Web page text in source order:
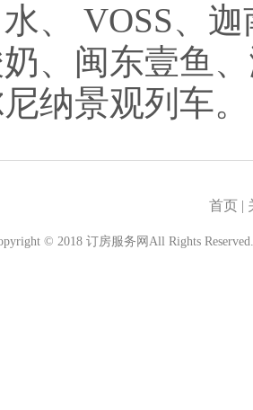
、 VOSS、
、闽东壹鱼
纳景观列车。
首页 |
© 2018 订房服务网 All Rights